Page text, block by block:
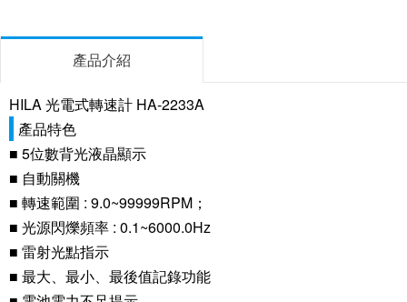
產品介紹
HILA 光電式轉速計 HA-2233A
產品特色
■ 5位數背光液晶顯示
■ 自動關機
■ 轉速範圍 : 9.0~99999RPM；
■ 光源閃爍頻率 : 0.1~6000.0Hz
■ 雷射光點指示
■ 最大、最小、最後值記錄功能